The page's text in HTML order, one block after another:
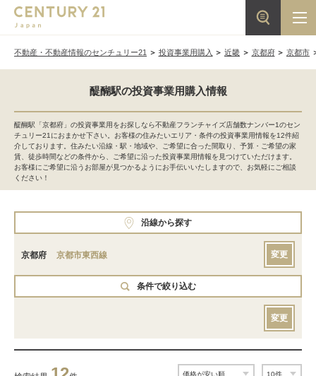
不動産・不動産情報のセンチュリー21 投資事業用購入 近畿 京都府 京都市
醍醐駅の投資事業用購入情報
醍醐駅「京都府」の投資事業用をお探しなら不動産フランチャイズ店舗数ナンバー1のセン
チュリー21におまかせ下さい。お客様の住みたいエリア・条件の投資事業用情報を12件紹
介しております。住みたい沿線・駅・地域や、ご希望に合った間取り、予算・ご希望の家
賃、徒歩時間などの条件から、ご希望に沿った投資事業用情報を見つけていただけます。
お客様にご希望に沿うお部屋が見つかるようにお手伝いいたしますので、お気軽にご相談
ください！
沿線から探す
京都府 京都市東西線 変更
条件で絞り込む
変更